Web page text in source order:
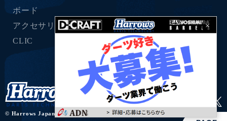
© Harrows Japan all right reserved.
ボード
アクセサリー
CLIC
×